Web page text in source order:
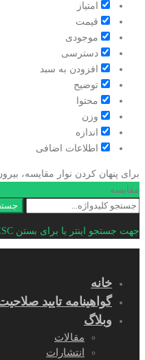
امتیاز
قيمت
موجودی
دسترسی
افزودن به سبد
توضیح
محتوا
وزن
اندازه
اطلاعات اضافی
برای پنهان کردن نوار مقایسه،
مقایسه
جستجو
جهت جستجو اینتر یا برای بستن ESC را بزنید
خانه
گواهینامه تایید
وبلاگ
مقالات
انتشارات